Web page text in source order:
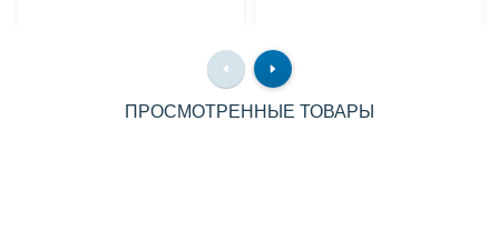
ПРОСМОТРЕННЫЕ ТОВАРЫ